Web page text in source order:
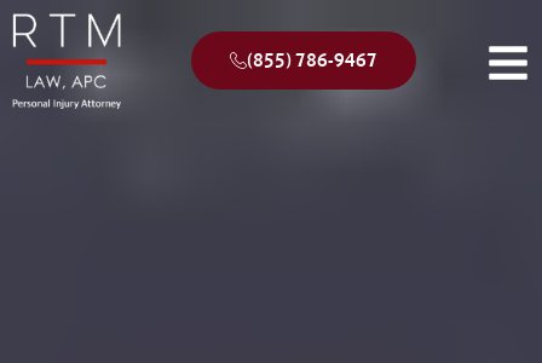
(855) 786-9467